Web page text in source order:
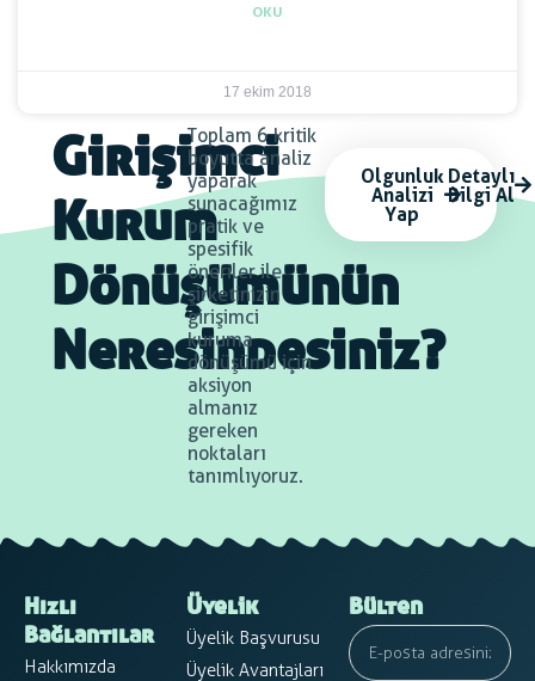
OKU
17 ekim 2018
Girişimci
Kurum
Dönüşümünün
Neresindesiniz?
Toplam 6 kritik
boyutta analiz
yaparak
sunacağımız
pratik ve
spesifik
öneriler ile
şirketinizin
girişimci
kuruma
dönüşümü için
aksiyon
almanız
gereken
noktaları
tanımlıyoruz.
Olgunluk
Analizi
Yap
Detaylı
Bilgi Al
Hızlı
Bağlantılar
Hakkımızda
Üyelik
Üyelik Başvurusu
Üyelik Avantajları
Bülten